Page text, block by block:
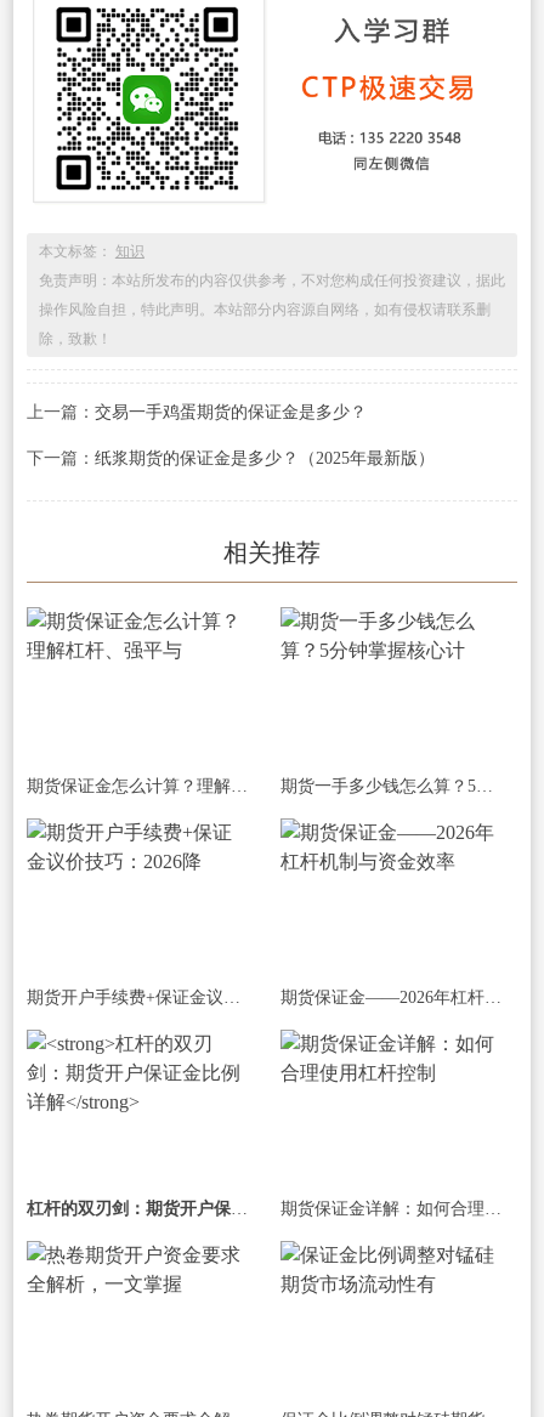
本文标签： 知识
免责声明：本站所发布的内容仅供参考，不对您构成任何投资建议，据此
操作风险自担，特此声明。本站部分内容源自网络，如有侵权请联系删
除，致歉！
上一篇： 交易一手鸡蛋期货的保证金是多少？
下一篇： 纸浆期货的保证金是多少？（2025年最新版）
相关推荐
期货保证金怎么计算？理解杠杆、强平与 期货一手多少钱怎么算？5分钟掌握核心计
期货开户手续费+保证金议价技巧：2026降 期货保证金——2026年杠杆机制与资金效率
杠杆的双刃剑：期货开户保证金比例详解 期货保证金详解：如何合理使用杠杆控制